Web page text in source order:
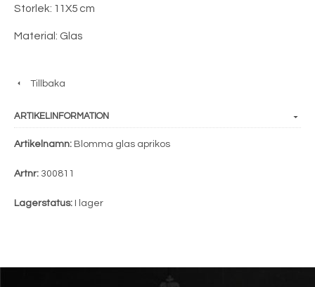
Storlek: 11X5 cm
Material: Glas
Tillbaka
ARTIKELINFORMATION
Artikelnamn: Blomma glas aprikos
Artnr: 300811
Lagerstatus: I lager